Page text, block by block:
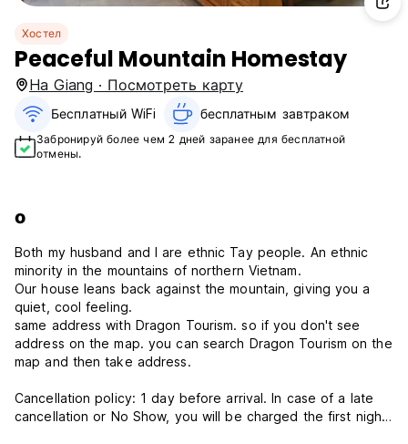
Хостел
Peaceful Mountain Homestay
Ha Giang · Посмотреть карту
Бесплатный WiFi бесплатным завтраком‎
Забронируй более чем 2 дней заранее для бесплатной
отмены.
о
Both my husband and I are ethnic Tay people. An ethnic
minority in the mountains of northern Vietnam.
Our house leans back against the mountain, giving you a
quiet, cool feeling.
same address with Dragon Tourism. so if you don't see
address on the map. you can search Dragon Tourism on the
map and then take address.
Cancellation policy: 1 day before arrival. In case of a late
cancellation or No Show, you will be charged the first night